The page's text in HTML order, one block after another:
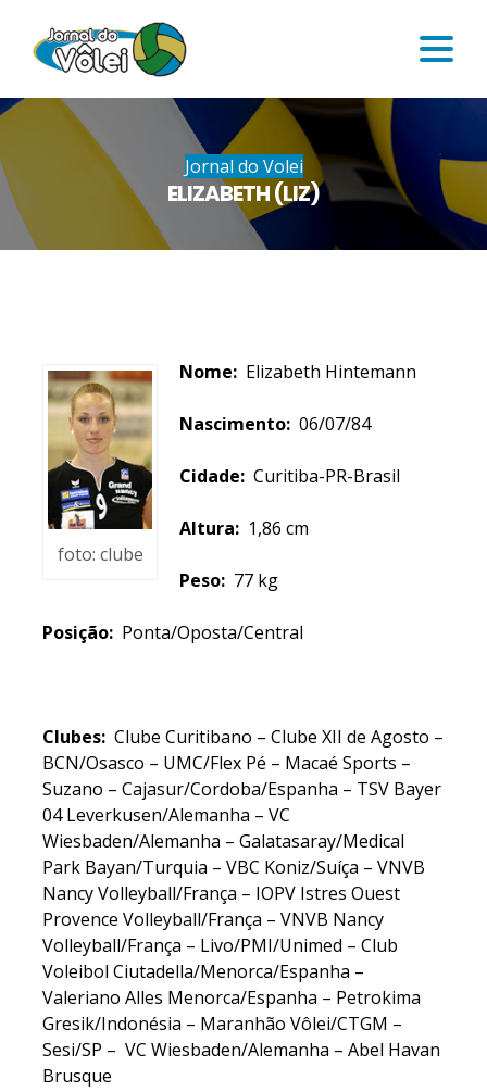
Jornal do Volei
ELIZABETH (LIZ)
foto: clube
Nome: Elizabeth Hintemann
Nascimento: 06/07/84
Cidade: Curitiba-PR-Brasil
Altura: 1,86 cm
Peso: 77 kg
Posição: Ponta/Oposta/Central
Clubes: Clube Curitibano – Clube XII de Agosto –
BCN/Osasco – UMC/Flex Pé – Macaé Sports –
Suzano – Cajasur/Cordoba/Espanha – TSV Bayer
04 Leverkusen/Alemanha – VC
Wiesbaden/Alemanha – Galatasaray/Medical
Park Bayan/Turquia – VBC Koniz/Suíça – VNVB
Nancy Volleyball/França – IOPV Istres Ouest
Provence Volleyball/França – VNVB Nancy
Volleyball/França – Livo/PMI/Unimed – Club
Voleibol Ciutadella/Menorca/Espanha –
Valeriano Alles Menorca/Espanha – Petrokima
Gresik/Indonésia – Maranhão Vôlei/CTGM –
Sesi/SP – VC Wiesbaden/Alemanha – Abel Havan
Brusque